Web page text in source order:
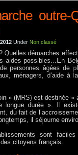
outre-
Under Non classé
Quelles démarches
aides possibles… En
de personnes âgées
ménagers, d’aide
» (MRS) est destinée
longue durée ». Il
du fait de
il séjourne
sont
citoyens français.